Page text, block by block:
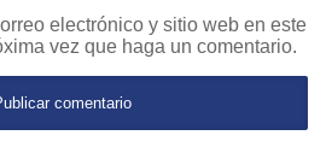
electrónico y sitio web en este
vez que haga un comentario.